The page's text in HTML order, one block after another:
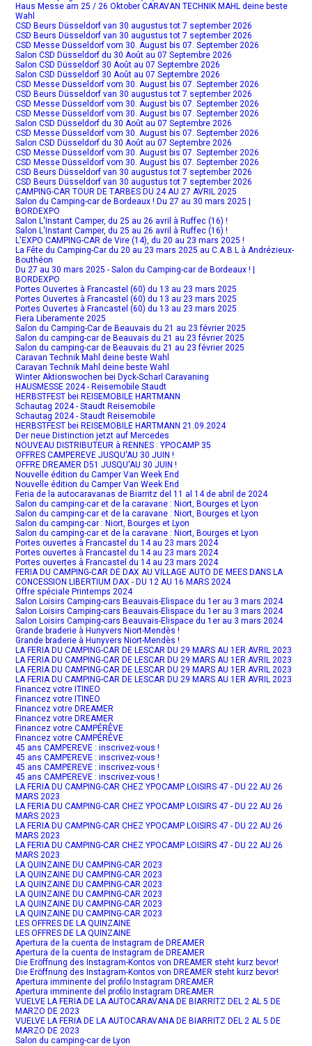
Haus Messe am 25 / 26 Oktober CARAVAN TECHNIK MAHL deine beste
Wahl
CSD Beurs Düsseldorf van 30 augustus tot 7 september 2026
CSD Beurs Düsseldorf van 30 augustus tot 7 september 2026
CSD Messe Düsseldorf vom 30. August bis 07. September 2026
Salon CSD Düsseldorf du 30 Août au 07 Septembre 2026
Salon CSD Düsseldorf 30 Août au 07 Septembre 2026
Salon CSD Düsseldorf 30 Août au 07 Septembre 2026
CSD Messe Düsseldorf vom 30. August bis 07. September 2026
CSD Beurs Düsseldorf van 30 augustus tot 7 september 2026
CSD Messe Düsseldorf vom 30. August bis 07. September 2026
CSD Messe Düsseldorf vom 30. August bis 07. September 2026
Salon CSD Düsseldorf du 30 Août au 07 Septembre 2026
CSD Messe Düsseldorf vom 30. August bis 07. September 2026
Salon CSD Düsseldorf du 30 Août au 07 Septembre 2026
CSD Messe Düsseldorf vom 30. August bis 07. September 2026
CSD Messe Düsseldorf vom 30. August bis 07. September 2026
CSD Beurs Düsseldorf van 30 augustus tot 7 september 2026
CSD Beurs Düsseldorf van 30 augustus tot 7 september 2026
CAMPING-CAR TOUR DE TARBES DU 24 AU 27 AVRIL 2025
Salon du Camping-car de Bordeaux ! Du 27 au 30 mars 2025 |
BORDEXPO
Salon L'Instant Camper, du 25 au 26 avril à Ruffec (16) !
Salon L'Instant Camper, du 25 au 26 avril à Ruffec (16) !
L'EXPO CAMPING-CAR de Vire (14), du 20 au 23 mars 2025 !
La Fête du Camping-Car du 20 au 23 mars 2025 au C.A.B.L à Andrézieux-
Bouthéon
Du 27 au 30 mars 2025 - Salon du Camping-car de Bordeaux ! |
BORDEXPO
Portes Ouvertes à Francastel (60) du 13 au 23 mars 2025
Portes Ouvertes à Francastel (60) du 13 au 23 mars 2025
Portes Ouvertes à Francastel (60) du 13 au 23 mars 2025
Fiera Liberamente 2025
Salon du Camping-Car de Beauvais du 21 au 23 février 2025
Salon du camping-car de Beauvais du 21 au 23 février 2025
Salon du camping-car de Beauvais du 21 au 23 février 2025
Caravan Technik Mahl deine beste Wahl
Caravan Technik Mahl deine beste Wahl
Winter Aktionswochen bei Dyck-Scharl Caravaning
HAUSMESSE 2024 - Reisemobile Staudt
HERBSTFEST bei REISEMOBILE HARTMANN
Schautag 2024 - Staudt Reisemobile
Schautag 2024 - Staudt Reisemobile
HERBSTFEST bei REISEMOBILE HARTMANN 21.09.2024
Der neue Distinction jetzt auf Mercedes
NOUVEAU DISTRIBUTEUR à RENNES : YPOCAMP 35
OFFRES CAMPEREVE JUSQU'AU 30 JUIN !
OFFRE DREAMER D51 JUSQU'AU 30 JUIN !
Nouvelle édition du Camper Van Week End
Nouvelle édition du Camper Van Week End
Feria de la autocaravanas de Biarritz del 11 al 14 de abril de 2024
Salon du camping-car et de la caravane : Niort, Bourges et Lyon
Salon du camping-car et de la caravane : Niort, Bourges et Lyon
Salon du camping-car : Niort, Bourges et Lyon
Salon du camping-car et de la caravane : Niort, Bourges et Lyon
Portes ouvertes à Francastel du 14 au 23 mars 2024
Portes ouvertes à Francastel du 14 au 23 mars 2024
Portes ouvertes à Francastel du 14 au 23 mars 2024
FERIA DU CAMPING-CAR DE DAX AU VILLAGE AUTO DE MEES DANS LA
CONCESSION LIBERTIUM DAX - DU 12 AU 16 MARS 2024
Offre spéciale Printemps 2024
Salon Loisirs Camping-cars Beauvais-Elispace du 1er au 3 mars 2024
Salon Loisirs Camping-cars Beauvais-Elispace du 1er au 3 mars 2024
Salon Loisirs Camping-cars Beauvais-Elispace du 1er au 3 mars 2024
Grande braderie à Hunyvers Niort-Mendès !
Grande braderie à Hunyvers Niort-Mendès !
LA FERIA DU CAMPING-CAR DE LESCAR DU 29 MARS AU 1ER AVRIL 2023
LA FERIA DU CAMPING-CAR DE LESCAR DU 29 MARS AU 1ER AVRIL 2023
LA FERIA DU CAMPING-CAR DE LESCAR DU 29 MARS AU 1ER AVRIL 2023
LA FERIA DU CAMPING-CAR DE LESCAR DU 29 MARS AU 1ER AVRIL 2023
Financez votre ITINEO
Financez votre ITINEO
Financez votre DREAMER
Financez votre DREAMER
Financez votre CAMPÉRÊVE
Financez votre CAMPÉRÊVE
45 ans CAMPEREVE : inscrivez-vous !
45 ans CAMPEREVE : inscrivez-vous !
45 ans CAMPEREVE : inscrivez-vous !
45 ans CAMPEREVE : inscrivez-vous !
LA FERIA DU CAMPING-CAR CHEZ YPOCAMP LOISIRS 47 - DU 22 AU 26
MARS 2023
LA FERIA DU CAMPING-CAR CHEZ YPOCAMP LOISIRS 47 - DU 22 AU 26
MARS 2023
LA FERIA DU CAMPING-CAR CHEZ YPOCAMP LOISIRS 47 - DU 22 AU 26
MARS 2023
LA FERIA DU CAMPING-CAR CHEZ YPOCAMP LOISIRS 47 - DU 22 AU 26
MARS 2023
LA QUINZAINE DU CAMPING-CAR 2023
LA QUINZAINE DU CAMPING-CAR 2023
LA QUINZAINE DU CAMPING-CAR 2023
LA QUINZAINE DU CAMPING-CAR 2023
LA QUINZAINE DU CAMPING-CAR 2023
LA QUINZAINE DU CAMPING-CAR 2023
LES OFFRES DE LA QUINZAINE
LES OFFRES DE LA QUINZAINE
Apertura de la cuenta de Instagram de DREAMER
Apertura de la cuenta de Instagram de DREAMER
Die Eröffnung des Instagram-Kontos von DREAMER steht kurz bevor!
Die Eröffnung des Instagram-Kontos von DREAMER steht kurz bevor!
Apertura imminente del profilo Instagram DREAMER
Apertura imminente del profilo Instagram DREAMER
VUELVE LA FERIA DE LA AUTOCARAVANA DE BIARRITZ DEL 2 AL 5 DE
MARZO DE 2023
VUELVE LA FERIA DE LA AUTOCARAVANA DE BIARRITZ DEL 2 AL 5 DE
MARZO DE 2023
Salon du camping-car de Lyon